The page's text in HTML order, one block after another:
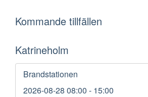
Kommande tillfällen
Katrineholm
Brandstationen
2026-08-28 08:00 - 15:00